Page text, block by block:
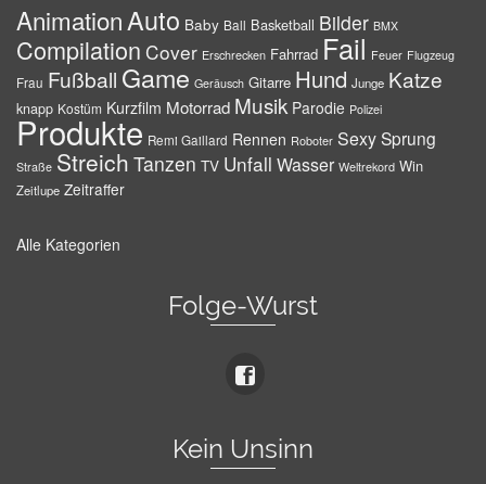
AnimationAuto Baby Ball Basketball Bilder BMX
Compilation Cover Erschrecken Fahrrad Fail Feuer Flugzeug
Frau Fußball Game Geräusch Gitarre Hund Junge Katze
knapp Kostüm Kurzfilm Motorrad Musik Parodie Polizei
Produkte Remi Gaillard Rennen Roboter SexySprung
Straße Streich Tanzen TV Unfall Wasser Weltrekord Win
Zeitlupe Zeitraffer
Alle Kategorien
Folge-Wurst
Kein Unsinn